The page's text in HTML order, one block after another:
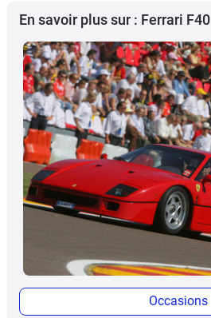
En savoir plus sur : Ferrari F40
Occasions